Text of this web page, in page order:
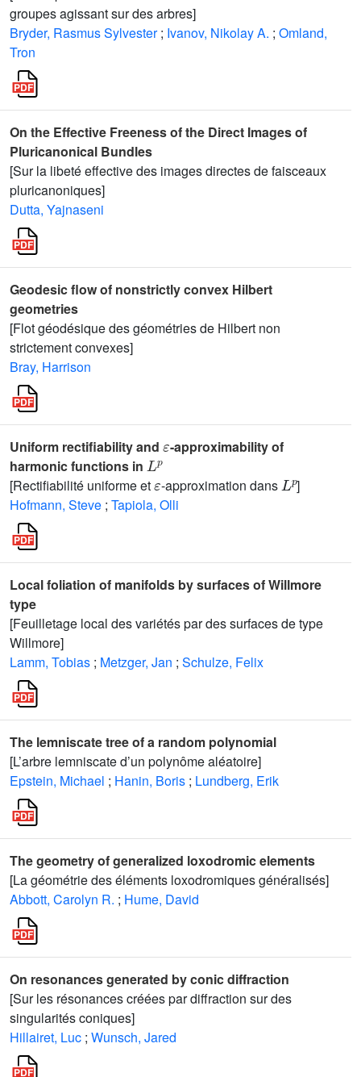
groupes agissant sur des arbres]
Bryder, Rasmus Sylvester ; Ivanov, Nikolay A. ; Omland,
Tron
On the Effective Freeness of the Direct Images of
Pluricanonical Bundles
[Sur la libeté effective des images directes de faisceaux
pluricanoniques]
Dutta, Yajnaseni
Geodesic flow of nonstrictly convex Hilbert
geometries
[Flot géodésique des géométries de Hilbert non
strictement convexes]
Bray, Harrison
Uniform rectifiability and
-approximability of
harmonic functions in
Lp
[Rectifiabilité uniforme et
ε
-approximation dans
]
Hofmann, Steve ; Tapiola, Olli
Local foliation of manifolds by surfaces of Willmore
type
[Feuilletage local des variétés par des surfaces de type
Willmore]
Lamm, Tobias ; Metzger, Jan ; Schulze, Felix
The lemniscate tree of a random polynomial
[L’arbre lemniscate d’un polynôme aléatoire]
Epstein, Michael ; Hanin, Boris ; Lundberg, Erik
The geometry of generalized loxodromic elements
[La géométrie des éléments loxodromiques généralisés]
Abbott, Carolyn R. ; Hume, David
On resonances generated by conic diffraction
[Sur les résonances créées par diffraction sur des
singularités coniques]
Hillairet, Luc ; Wunsch, Jared